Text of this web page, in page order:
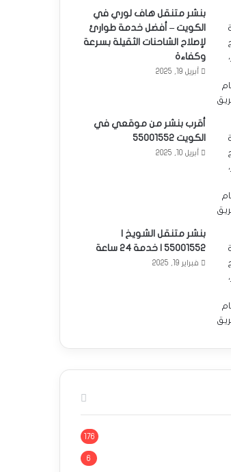
بنشر متنقل هاف لوري في
الكويت – أفضل خدمة طوارئ
لإصلاح الشاحنات الثقيلة بسرعة
وكفاءة
أبريل 19, 2025
أقرب بنشر من موقعي في
الكويت 55001552
أبريل 10, 2025
بنشر متنقل الشويخ |
55001552 | خدمة 24 ساعة
فبراير 19, 2025
176
6